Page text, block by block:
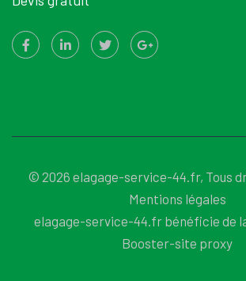
© 2026 elagage-service-44.fr, Tous
Mentions légales
elagage-service-44.fr bénéficie de
Booster-site proxy